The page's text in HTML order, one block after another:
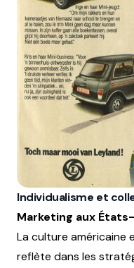
Individualisme et
Marketing aux
La culture américaine
reflète dans les